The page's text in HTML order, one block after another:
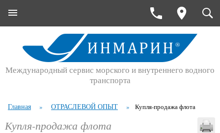
Международный сервис морского и внутреннего водного
транспорта
Главная » ОТРАСЛЕВОЙ ОПЫТ » Купля-продажа флота
Купля-продажа флота